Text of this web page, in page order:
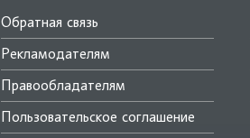
Обратная связь
Рекламодателям
Правообладателям
Пользовательское соглашение